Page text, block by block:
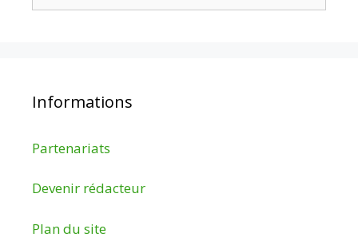
Informations
Partenariats
Devenir rédacteur
Plan du site